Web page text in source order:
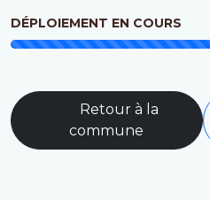
DÉPLOIEMENT EN COURS
Retour à la
commune